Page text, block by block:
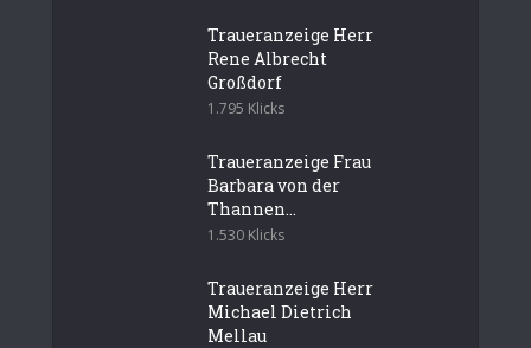
Traueranzeige Herr
Rene Albrecht
Großdorf
1.795 Klicks
Traueranzeige Frau
Barbara von der
Thannen...
1.530 Klicks
Traueranzeige Herr
Michael Dietrich
Mellau